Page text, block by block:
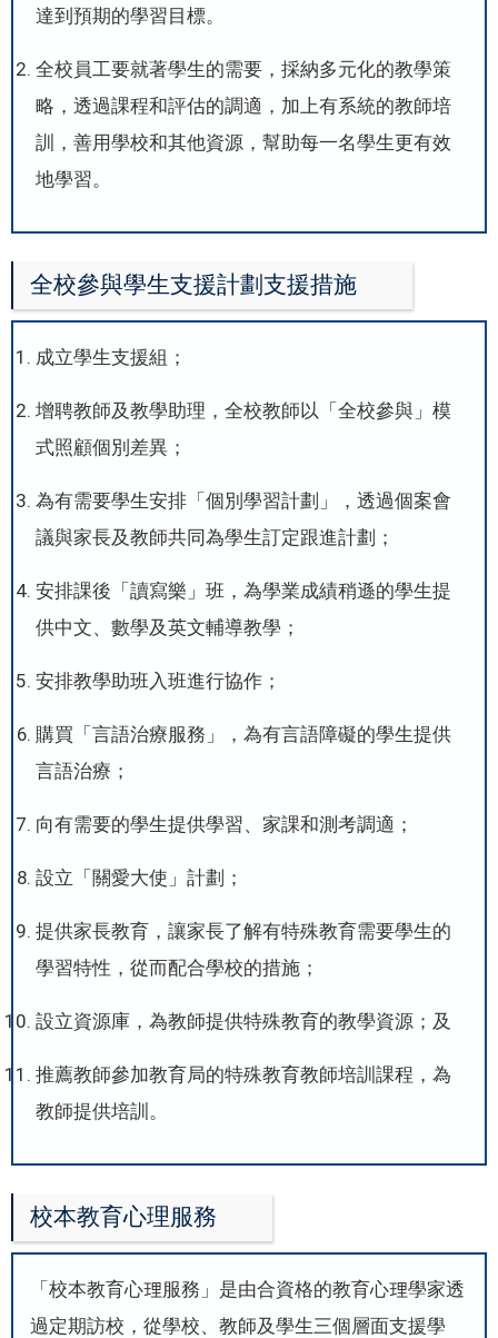
達到預期的學習目標。
全校員工要就著學生的需要，採納多元化的教學策
略，透過課程和評估的調適，加上有系統的教師培
訓，善用學校和其他資源，幫助每一名學生更有效
地學習。
全校參與學生支援計劃支援措施
成立學生支援組；
增聘教師及教學助理，全校教師以「全校參與」模
式照顧個別差異；
為有需要學生安排「個別學習計劃」，透過個案會
議與家長及教師共同為學生訂定跟進計劃；
安排課後「讀寫樂」班，為學業成績稍遜的學生提
供中文、數學及英文輔導教學；
安排教學助班入班進行協作；
購買「言語治療服務」，為有言語障礙的學生提供
言語治療；
向有需要的學生提供學習、家課和測考調適；
設立「關愛大使」計劃；
提供家長教育，讓家長了解有特殊教育需要學生的
學習特性，從而配合學校的措施；
設立資源庫，為教師提供特殊教育的教學資源；及
推薦教師參加教育局的特殊教育教師培訓課程，為
教師提供培訓。
校本教育心理服務
「校本教育心理服務」是由合資格的教育心理學家透
過定期訪校，從學校、教師及學生三個層面支援學